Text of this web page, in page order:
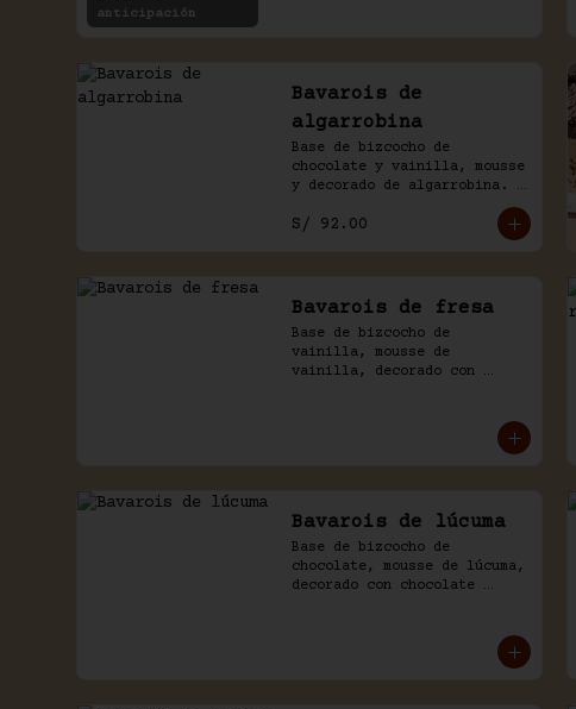
anticipación
Bavarois de
algarrobina
Base de bizcocho de
chocolate y vainilla, mousse
y decorado de algarrobina.
inglesa.
S/ 92.00
Bavarois de fresa
Base de bizcocho de
vainilla, mousse de
vainilla, decorado con
Bavarois de lúcuma
Base de bizcocho de
chocolate, mousse de lúcuma,
decorado con chocolate